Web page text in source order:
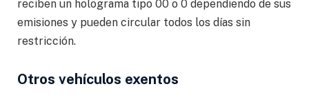
reciben un holograma tipo 00 o 0 dependiendo de sus
emisiones y pueden circular todos los días sin
restricción.
Otros vehículos exentos